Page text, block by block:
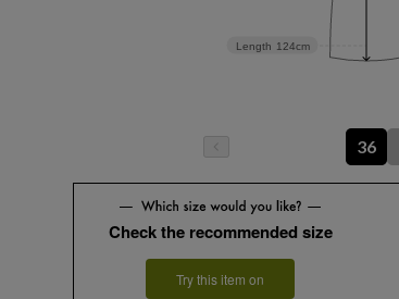
Length 124cm
36
Check the recommended size
Try this item on